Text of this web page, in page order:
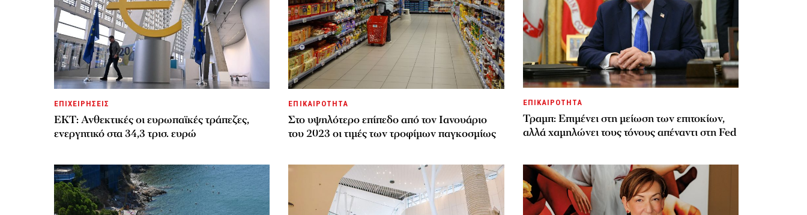
ΕΠΙΧΕΙΡΗΣΕΙΣ
ΕΚΤ: Ανθεκτικές οι ευρωπαϊκές τράπεζες,
ενεργητικό στα 34,3 τρισ. ευρώ
ΕΠΙΚΑΙΡΟΤΗΤΑ
Στο υψηλότερο επίπεδο από τον Ιανουάριο
του 2023 οι τιμές των τροφίμων παγκοσμίως
ΕΠΙΚΑΙΡΟΤΗΤΑ
Τραμπ: Επιμένει στη μείωση των επιτοκίων,
αλλά χαμηλώνει τους τόνους απέναντι στη Fed